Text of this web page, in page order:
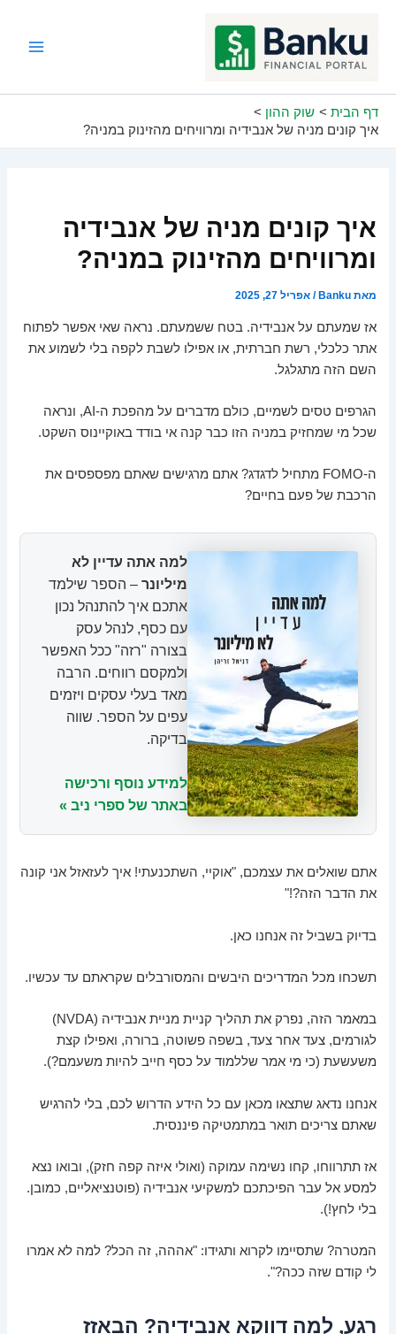
דף הבית
שוק ההון
איך קונים מניה של אנבידיה ומרוויחים מהזינוק במניה?
איך קונים מניה של אנבידיה
ומרוויחים מהזינוק במניה?
מאתBanku
/אפריל 27, 2025
אז שמעתם על אנבידיה. בטח ששמעתם. נראה שאי אפשר לפתוח
אתר כלכלי, רשת חברתית, או אפילו לשבת לקפה בלי לשמוע את
השם הזה מתגלגל.
הגרפים טסים לשמיים, כולם מדברים על מהפכת ה-AI, ונראה
שכל מי שמחזיק במניה הזו כבר קנה אי בודד באוקיינוס השקט.
ה-FOMO מתחיל לדגדג? אתם מרגישים שאתם מפספסים את
הרכבת של פעם בחיים?
למה אתה עדיין לא
מיליונר – הספר שילמד
אתכם איך להתנהל נכון
עם כסף, לנהל עסק
בצורה "רזה" ככל האפשר
ולמקסם רווחים. הרבה
מאד בעלי עסקים ויזמים
עפים על הספר. שווה
בדיקה.
למידע נוסף ורכישה
באתר של ספרי ניב »
אתם שואלים את עצמכם, "אוקיי, השתכנעתי! איך לעזאזל אני קונה
את הדבר הזה?!"
בדיוק בשביל זה אנחנו כאן.
תשכחו מכל המדריכים היבשים והמסורבלים שקראתם עד עכשיו.
במאמר הזה, נפרק את תהליך קניית מניית אנבידיה (NVDA)
לגורמים, צעד אחר צעד, בשפה פשוטה, ברורה, ואפילו קצת
משעשעת (כי מי אמר שללמוד על כסף חייב להיות משעמם?).
אנחנו נדאג שתצאו מכאן עם כל הידע הדרוש לכם, בלי להרגיש
שאתם צריכים תואר במתמטיקה פיננסית.
אז תתרווחו, קחו נשימה עמוקה (ואולי איזה קפה חזק), ובואו נצא
למסע אל עבר הפיכתכם למשקיעי אנבידיה (פוטנציאליים, כמובן.
בלי לחץ!).
המטרה? שתסיימו לקרוא ותגידו: "אההה, זה הכל? למה לא אמרו
לי קודם שזה ככה?".
רגע, למה דווקא אנבידיה? הבאזז